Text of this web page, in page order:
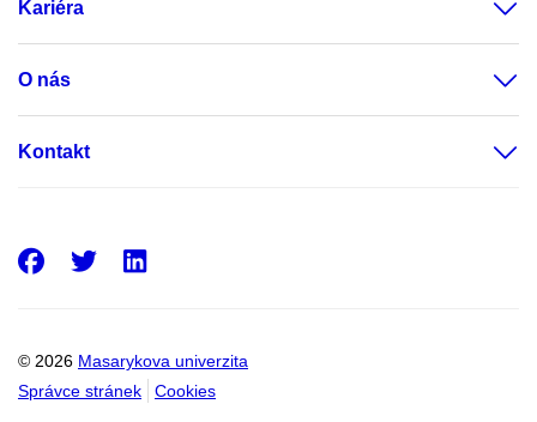
Kariéra
O nás
Kontakt
© 2026 Masarykova univerzita
Správce stránek
Cookies
Facebook
Twitter